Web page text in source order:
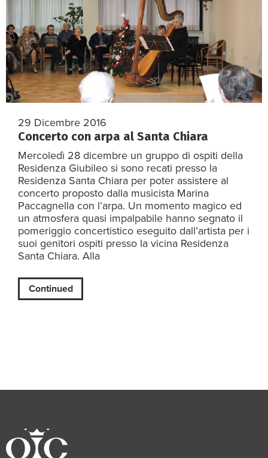
29 Dicembre 2016
Concerto con arpa al Santa Chiara
Mercoledì 28 dicembre un gruppo di ospiti della
Residenza Giubileo si sono recati presso la
Residenza Santa Chiara per poter assistere al
concerto proposto dalla musicista Marina
Paccagnella con l’arpa. Un momento magico ed
un atmosfera quasi impalpabile hanno segnato il
pomeriggio concertistico eseguito dall’artista per i
suoi genitori ospiti presso la vicina Residenza
Santa Chiara. Alla
Continued